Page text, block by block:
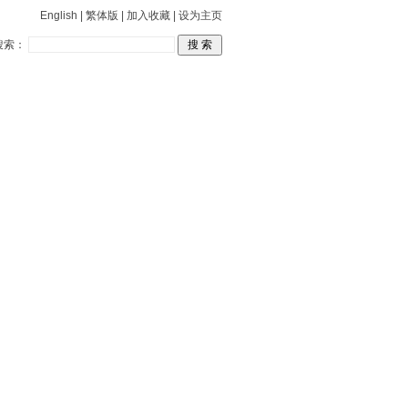
English 繁体版 加入收藏 设为主页
：